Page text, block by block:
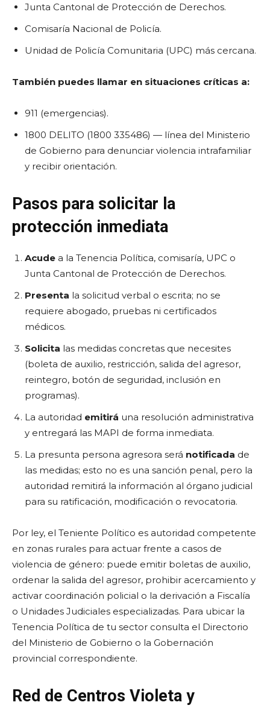
Junta Cantonal de Protección de Derechos.
Comisaría Nacional de Policía.
Unidad de Policía Comunitaria (UPC) más cercana.
También puedes llamar en situaciones críticas a:
911 (emergencias).
1800 DELITO (1800 335486) — línea del Ministerio
de Gobierno para denunciar violencia intrafamiliar
y recibir orientación.
Pasos para solicitar la
protección inmediata
Acude a la Tenencia Política, comisaría, UPC o
Junta Cantonal de Protección de Derechos.
Presenta la solicitud verbal o escrita; no se
requiere abogado, pruebas ni certificados
médicos.
Solicita las medidas concretas que necesites
(boleta de auxilio, restricción, salida del agresor,
reintegro, botón de seguridad, inclusión en
programas).
La autoridad emitirá una resolución administrativa
y entregará las MAPI de forma inmediata.
La presunta persona agresora será notificada de
las medidas; esto no es una sanción penal, pero la
autoridad remitirá la información al órgano judicial
para su ratificación, modificación o revocatoria.
Por ley, el Teniente Político es autoridad competente
en zonas rurales para actuar frente a casos de
violencia de género: puede emitir boletas de auxilio,
ordenar la salida del agresor, prohibir acercamiento y
activar coordinación policial o la derivación a Fiscalía
o Unidades Judiciales especializadas. Para ubicar la
Tenencia Política de tu sector consulta el Directorio
del Ministerio de Gobierno o la Gobernación
provincial correspondiente.
Red de Centros Violeta y